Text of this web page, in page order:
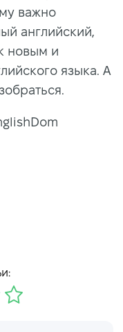
важно
английский,
новым и
языка. А